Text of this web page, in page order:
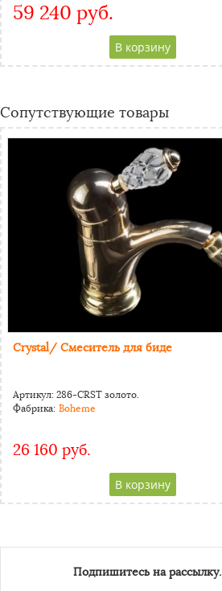
59 240 руб.
Сопутствующие товары
Crystal/ Смеситель для биде
Артикул: 286-CRST золото.
Фабрика: Boheme
26 160 руб.
Подпишитесь на рассылку.